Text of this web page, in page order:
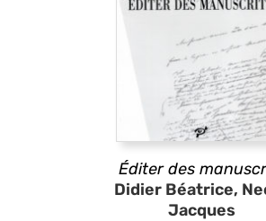
Éditer des
Didier Béatrice,
Jacques